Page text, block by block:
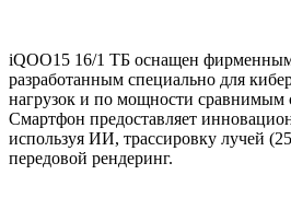
iQOO15 16/1 ТБ оснащен
разработанным специально для
нагрузок и по мощности сравнимым
Смартфон предоставляет
используя ИИ, трассировку лучей
передовой рендеринг.